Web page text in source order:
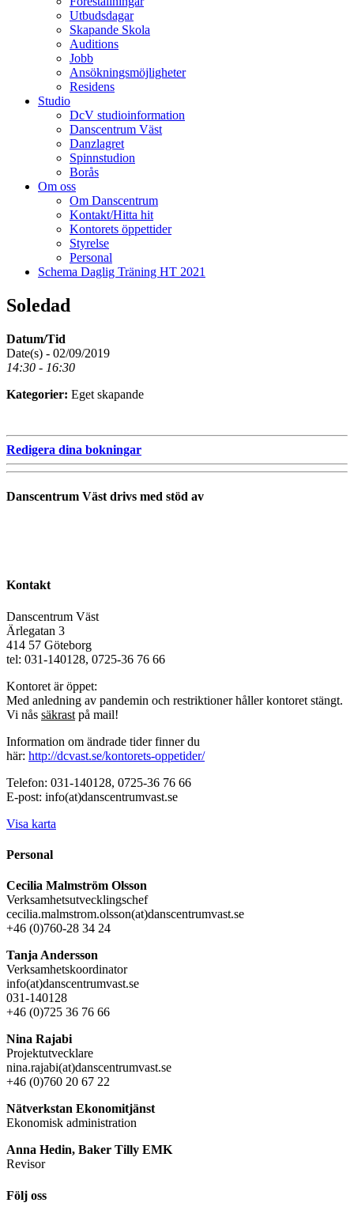
Utbudsdagar
Skapande Skola
Auditions
Jobb
Ansökningsmöjligheter
Residens
Studio
DcV studioinformation
Danscentrum Väst
Danzlagret
Spinnstudion
Borås
Om oss
Om Danscentrum
Kontakt/Hitta hit
Kontorets öppettider
Styrelse
Personal
Schema Daglig Träning HT 2021
Soledad
Datum/Tid
Date(s) - 02/09/2019
14:30 - 16:30
Kategorier: Eget skapande
Redigera dina bokningar
Danscentrum Väst drivs med stöd av
Kontakt
Danscentrum Väst
Ärlegatan 3
414 57 Göteborg
tel: 031-140128, 0725-36 76 66
Kontoret är öppet:
Med anledning av pandemin och restriktioner håller kontoret stängt.
Vi nås säkrast på mail!
Information om ändrade tider finner du
här: http://dcvast.se/kontorets-oppetider/
Telefon: 031-140128, 0725-36 76 66
E-post: info(at)danscentrumvast.se
Visa karta
Personal
Cecilia Malmström Olsson
Verksamhetsutvecklingschef
cecilia.malmstrom.olsson(at)danscentrumvast.se
+46 (0)760-28 34 24
Tanja Andersson
Verksamhetskoordinator
info(at)danscentrumvast.se
031-140128
+46 (0)725 36 76 66
Nina Rajabi
Projektutvecklare
nina.rajabi(at)danscentrumvast.se
+46 (0)760 20 67 22
Nätverkstan Ekonomitjänst
Ekonomisk administration
Anna Hedin, Baker Tilly EMK
Revisor
Följ oss